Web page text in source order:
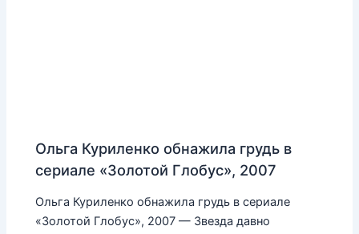
Ольга Куриленко обнажила грудь в
сериале «Золотой Глобус», 2007
Ольга Куриленко обнажила грудь в сериале
«Золотой Глобус», 2007 — Звезда давно